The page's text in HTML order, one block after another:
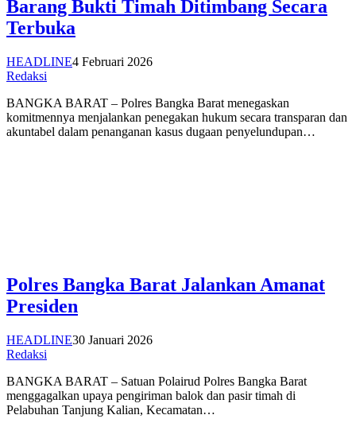
Barang Bukti Timah Ditimbang Secara
Terbuka
HEADLINE4 Februari 2026
Redaksi
BANGKA BARAT – Polres Bangka Barat menegaskan
komitmennya menjalankan penegakan hukum secara transparan dan
akuntabel dalam penanganan kasus dugaan penyelundupan…
Polres Bangka Barat Jalankan Amanat
Presiden
HEADLINE30 Januari 2026
Redaksi
BANGKA BARAT – Satuan Polairud Polres Bangka Barat
menggagalkan upaya pengiriman balok dan pasir timah di
Pelabuhan Tanjung Kalian, Kecamatan…